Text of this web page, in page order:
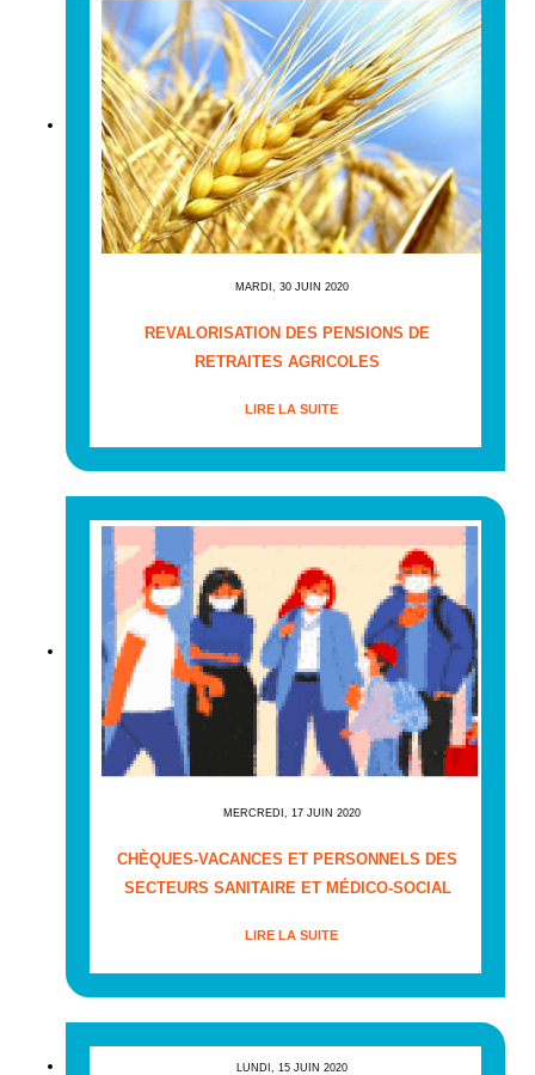
MARDI, 30 JUIN 2020
REVALORISATION DES PENSIONS DE
RETRAITES AGRICOLES
LIRE LA SUITE
MERCREDI, 17 JUIN 2020
CHÈQUES-VACANCES ET PERSONNELS DES
SECTEURS SANITAIRE ET MÉDICO-SOCIAL
LIRE LA SUITE
LUNDI, 15 JUIN 2020